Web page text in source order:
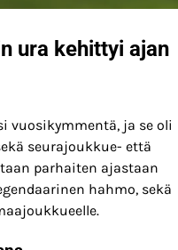
ura kehittyi ajan
vuosikymmentä, ja se oli
seurajoukkue- että
parhaiten ajastaan
hahmo, sekä